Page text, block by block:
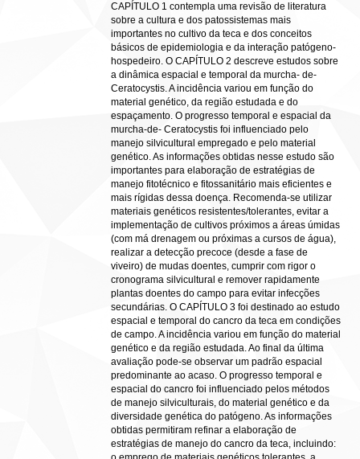
CAPÍTULO 1 contempla uma revisão de literatura
sobre a cultura e dos patossistemas mais
importantes no cultivo da teca e dos conceitos
básicos de epidemiologia e da interação patógeno-
hospedeiro. O CAPÍTULO 2 descreve estudos sobre
a dinâmica espacial e temporal da murcha- de-
Ceratocystis. A incidência variou em função do
material genético, da região estudada e do
espaçamento. O progresso temporal e espacial da
murcha-de- Ceratocystis foi influenciado pelo
manejo silvicultural empregado e pelo material
genético. As informações obtidas nesse estudo são
importantes para elaboração de estratégias de
manejo fitotécnico e fitossanitário mais eficientes e
mais rígidas dessa doença. Recomenda-se utilizar
materiais genéticos resistentes/tolerantes, evitar a
implementação de cultivos próximos a áreas úmidas
(com má drenagem ou próximas a cursos de água),
realizar a detecção precoce (desde a fase de
viveiro) de mudas doentes, cumprir com rigor o
cronograma silvicultural e remover rapidamente
plantas doentes do campo para evitar infecções
secundárias. O CAPÍTULO 3 foi destinado ao estudo
espacial e temporal do cancro da teca em condições
de campo. A incidência variou em função do material
genético e da região estudada. Ao final da última
avaliação pode-se observar um padrão espacial
predominante ao acaso. O progresso temporal e
espacial do cancro foi influenciado pelos métodos
de manejo silviculturais, do material genético e da
diversidade genética do patógeno. As informações
obtidas permitiram refinar a elaboração de
estratégias de manejo do cancro da teca, incluindo: